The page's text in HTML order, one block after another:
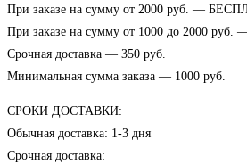
При заказе на сумму от 2000 руб. —
При заказе на сумму от 1000 до 2000 руб.
Срочная доставка — 350 руб.
Минимальная сумма заказа — 1000 руб.
СРОКИ ДОСТАВКИ:
Обычная доставка: 1-3 дня
Срочная доставка: